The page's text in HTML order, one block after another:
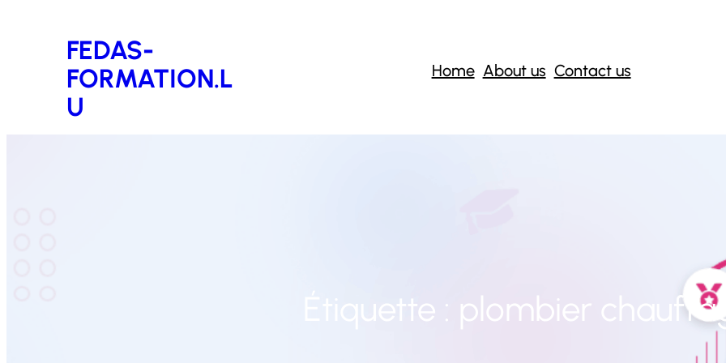
FEDAS-
FORMATION.L
U
Home About us Contact us
Étiquette : plombier